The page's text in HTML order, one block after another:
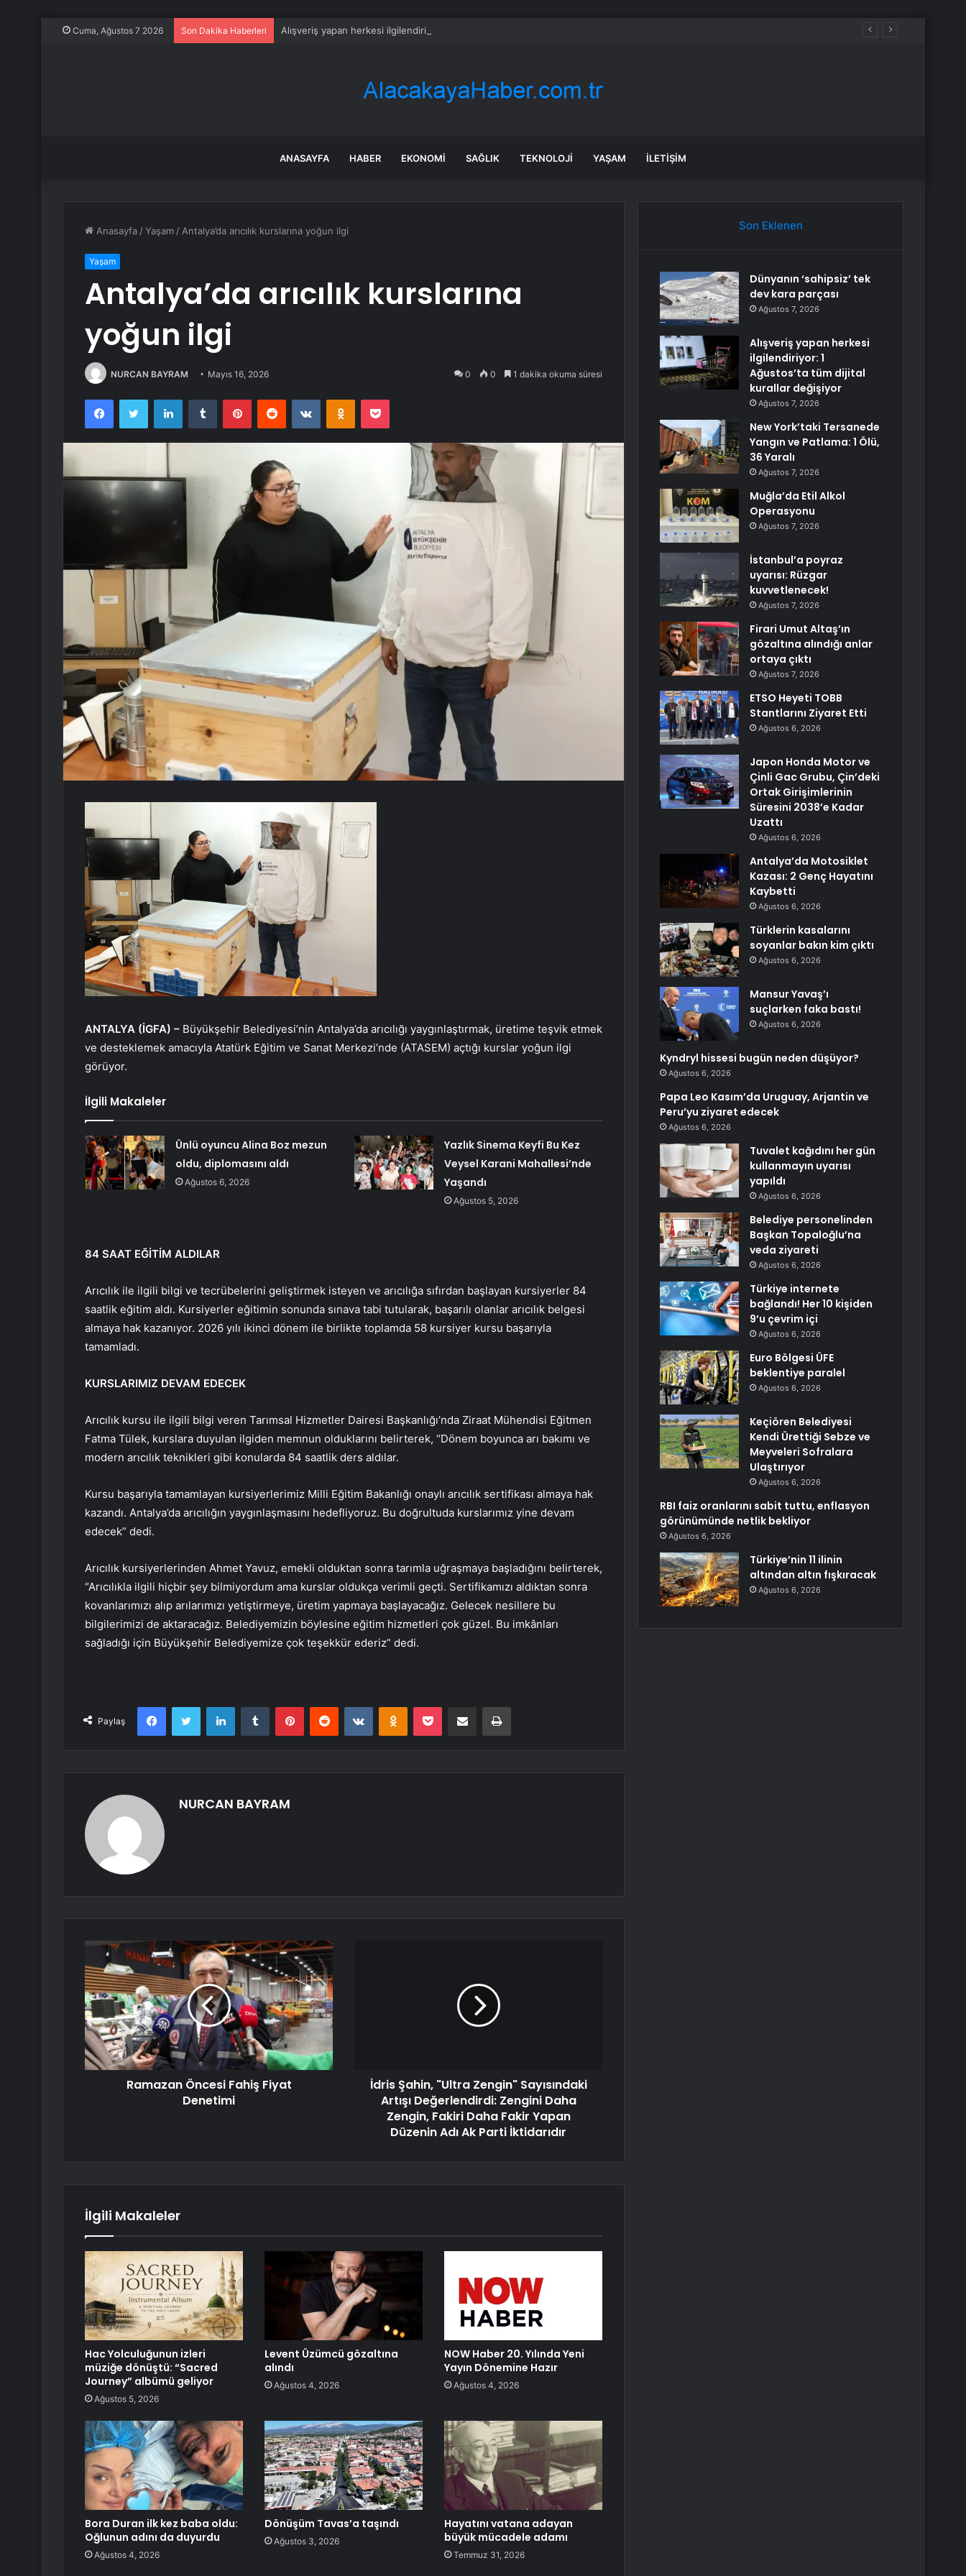
Cuma, Ağustos 7 2026 Son Dakika Haberleri Alışveriş yapan herkesi ilgilendiriyor: 1 Ağustos’ta tüm dijital kurallar değişiyor
ANASAYFA HABER EKONOMI SAĞLIK TEKNOLOJI YAŞAM İLETIŞIM
Anasayfa /Yaşam / Antalya’da arıcılık kurslarına yoğun ilgi
Yaşam
Antalya’da arıcılık kurslarına
yoğun ilgi
NURCAN BAYRAM Mayıs 16, 2026 0 0 1 dakika okuma süresi
FacebookTwitter LinkedInTumblr PinterestReddit VKontakteOdnoklassniki
Pocket
ANTALYA (İGFA) – Büyükşehir Belediyesi’nin Antalya’da arıcılığı yaygınlaştırmak, üretime teşvik etmek
ve desteklemek amacıyla Atatürk Eğitim ve Sanat Merkezi’nde (ATASEM) açtığı kurslar yoğun ilgi
görüyor.
İlgili Makaleler
Ünlü oyuncu Alina Boz mezun
oldu, diplomasını aldı
Ağustos 6, 2026
Yazlık Sinema Keyfi Bu Kez
Veysel Karani Mahallesi’nde
Yaşandı
Ağustos 5, 2026
84 SAAT EĞİTİM ALDILAR
Arıcılık ile ilgili bilgi ve tecrübelerini geliştirmek isteyen ve arıcılığa sıfırdan başlayan kursiyerler 84
saatlik eğitim aldı. Kursiyerler eğitimin sonunda sınava tabi tutularak, başarılı olanlar arıcılık belgesi
almaya hak kazanıyor. 2026 yılı ikinci dönem ile birlikte toplamda 58 kursiyer kursu başarıyla
tamamladı.
KURSLARIMIZ DEVAM EDECEK
Arıcılık kursu ile ilgili bilgi veren Tarımsal Hizmetler Dairesi Başkanlığı’nda Ziraat Mühendisi Eğitmen
Fatma Tülek, kurslara duyulan ilgiden memnun olduklarını belirterek, “Dönem boyunca arı bakımı ve
modern arıcılık teknikleri gibi konularda 84 saatlik ders aldılar.
Kursu başarıyla tamamlayan kursiyerlerimiz Milli Eğitim Bakanlığı onaylı arıcılık sertifikası almaya hak
kazandı. Antalya’da arıcılığın yaygınlaşmasını hedefliyoruz. Bu doğrultuda kurslarımız yine devam
edecek” dedi.
Arıcılık kursiyerlerinden Ahmet Yavuz, emekli olduktan sonra tarımla uğraşmaya başladığını belirterek,
“Arıcılıkla ilgili hiçbir şey bilmiyordum ama kurslar oldukça verimli geçti. Sertifikamızı aldıktan sonra
kovanlarımızı alıp arılarımızı yetiştirmeye, üretim yapmaya başlayacağız. Gelecek nesillere bu
bilgilerimizi de aktaracağız. Belediyemizin böylesine eğitim hizmetleri çok güzel. Bu imkânları
sağladığı için Büyükşehir Belediyemize çok teşekkür ederiz” dedi.
Paylaş
FacebookTwitter LinkedInTumblr PinterestReddit VKontakteOdnoklassniki
Pocket E-Posta ile paylaş Yazdır
NURCAN BAYRAM
Ramazan Öncesi Fahiş Fiyat
Denetimi
İdris Şahin, "Ultra Zengin" Sayısındaki
Artışı Değerlendirdi: Zengini Daha
Zengin, Fakiri Daha Fakir Yapan
Düzenin Adı Ak Parti İktidarıdır
İlgili Makaleler
Hac Yolculuğunun izleri
müziğe dönüştü: “Sacred
Journey” albümü geliyor
Ağustos 5, 2026
Levent Üzümcü gözaltına
alındı
Ağustos 4, 2026
NOW Haber 20. Yılında Yeni
Yayın Dönemine Hazır
Ağustos 4, 2026
Bora Duran ilk kez baba oldu:
Oğlunun adını da duyurdu
Ağustos 4, 2026
Dönüşüm Tavas’a taşındı
Ağustos 3, 2026
Hayatını vatana adayan
büyük mücadele adamı
Temmuz 31, 2026
Son Eklenen
Dünyanın ‘sahipsiz’ tek
dev kara parçası
Ağustos 7, 2026
Alışveriş yapan herkesi
ilgilendiriyor: 1
Ağustos’ta tüm dijital
kurallar değişiyor
Ağustos 7, 2026
New York’taki Tersanede
Yangın ve Patlama: 1 Ölü,
36 Yaralı
Ağustos 7, 2026
Muğla’da Etil Alkol
Operasyonu
Ağustos 7, 2026
İstanbul’a poyraz
uyarısı: Rüzgar
kuvvetlenecek!
Ağustos 7, 2026
Firari Umut Altaş’ın
gözaltına alındığı anlar
ortaya çıktı
Ağustos 7, 2026
ETSO Heyeti TOBB
Stantlarını Ziyaret Etti
Ağustos 6, 2026
Japon Honda Motor ve
Çinli Gac Grubu, Çin’deki
Ortak Girişimlerinin
Süresini 2038’e Kadar
Uzattı
Ağustos 6, 2026
Antalya’da Motosiklet
Kazası: 2 Genç Hayatını
Kaybetti
Ağustos 6, 2026
Türklerin kasalarını
soyanlar bakın kim çıktı
Ağustos 6, 2026
Mansur Yavaş’ı
suçlarken faka bastı!
Ağustos 6, 2026
Kyndryl hissesi bugün neden düşüyor?
Ağustos 6, 2026
Papa Leo Kasım’da Uruguay, Arjantin ve
Peru’yu ziyaret edecek
Ağustos 6, 2026
Tuvalet kağıdını her gün
kullanmayın uyarısı
yapıldı
Ağustos 6, 2026
Belediye personelinden
Başkan Topaloğlu’na
veda ziyareti
Ağustos 6, 2026
Türkiye internete
bağlandı! Her 10 kişiden
9’u çevrim içi
Ağustos 6, 2026
Euro Bölgesi ÜFE
beklentiye paralel
Ağustos 6, 2026
Keçiören Belediyesi
Kendi Ürettiği Sebze ve
Meyveleri Sofralara
Ulaştırıyor
Ağustos 6, 2026
RBI faiz oranlarını sabit tuttu, enflasyon
görünümünde netlik bekliyor
Ağustos 6, 2026
Türkiye’nin 11 ilinin
altından altın fışkıracak
Ağustos 6, 2026